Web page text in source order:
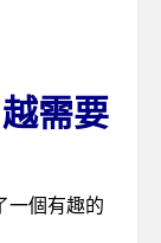
需要
一個有趣的